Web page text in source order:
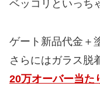
ベッコリといっち
ゲート新品代金＋
さらにはガラス脱
20万オーバー当た